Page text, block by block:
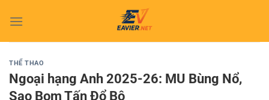
qua
THỂ THAO
Ngoại hạng Anh 2025-26: MU Bùng Nổ,
Sao Bom Tấn Đổ Bô